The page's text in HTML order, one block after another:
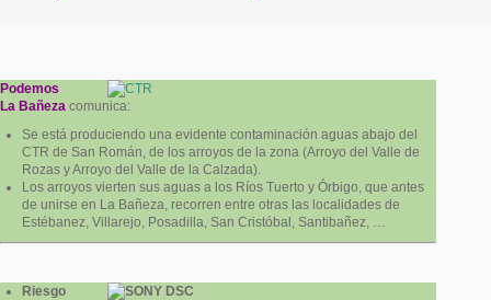
Podemos
La Bañeza comunica:
Se está produciendo una evidente contaminación aguas abajo del
CTR de San Román, de los arroyos de la zona (Arroyo del Valle de
Rozas y Arroyo del Valle de la Calzada).
Los arroyos vierten sus aguas a los Ríos Tuerto y Órbigo, que antes
de unirse en La Bañeza, recorren entre otras las localidades de
Estébanez, Villarejo, Posadilla, San Cristóbal, Santibañez, …
Riesgo